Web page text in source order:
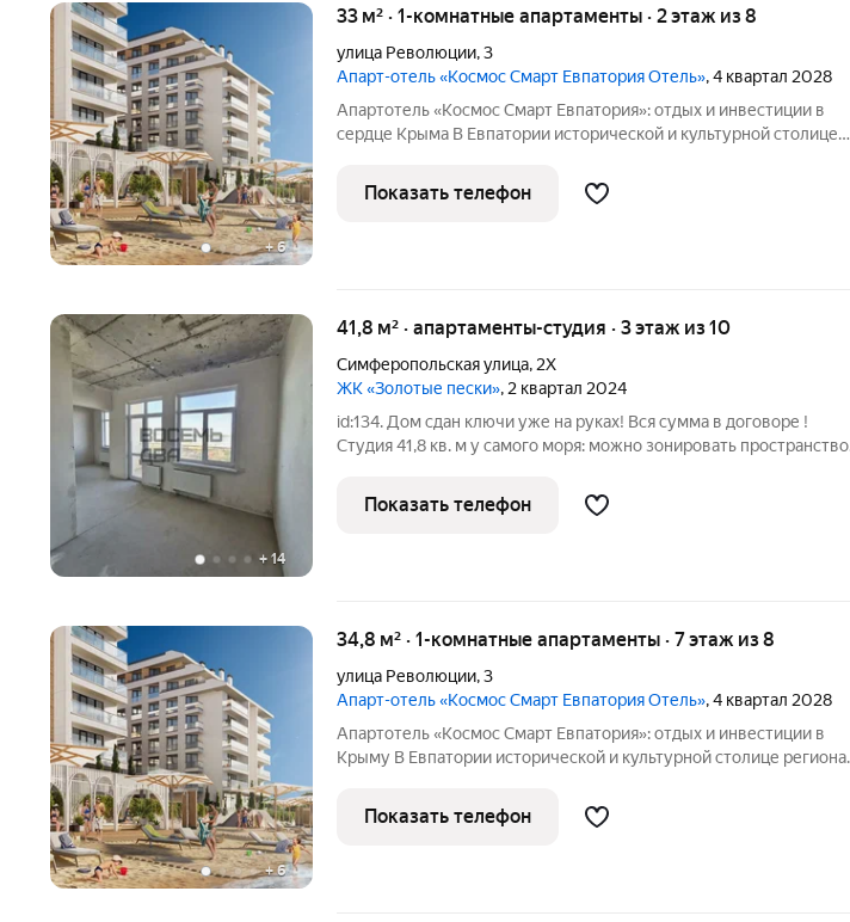
+6
33 м² · 1-комнатные апартаменты · 2 этаж из 8
улица Революции,3
Апарт-отель «Космос Смарт Евпатория Отель», 4 квартал 2028
Апартотель «Космос Смарт Евпатория»: отдых и инвестиции в
сердце Крыма В Евпатории исторической и культурной столице
Евпатория». Это первый в Крыму отель под управлением
федерального оператора
Показать телефон
+ 14
41,8 м² · апартаменты-студия · 3 этаж из 10
Симферопольская улица, 2Х
ЖК «Золотые пески», 2 квартал 2024
id:134. Дом сдан ключи уже на руках! Вся сумма в договоре !
Студия 41,8 кв. м у самого моря: можно зонировать пространство
Добро пожаловать в «Золотые Пески» уютный семейный
комплекс на
Показать телефон
+6
34,8 м² · 1-комнатные апартаменты · 7 этаж из 8
улица Революции,3
Апарт-отель «Космос Смарт Евпатория Отель», 4 квартал 2028
Апартотель «Космос Смарт Евпатория»: отдых и инвестиции в
Крыму В Евпатории исторической и культурной столице региона
Это первый в Крыму отель под управлением федерального
отельного
Показать телефон